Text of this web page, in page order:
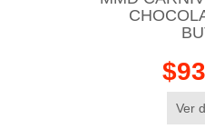
Ver